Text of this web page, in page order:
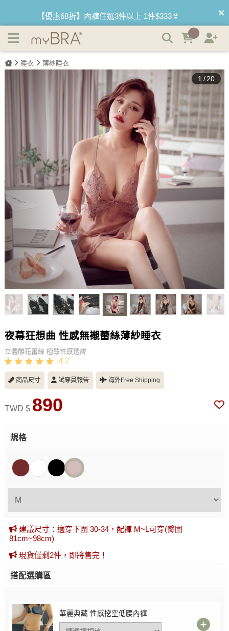
品牌
【優惠68折】內褲任選3件以上 1件$333👙
【買內衣免運費】台灣滿1200運費0元🚛
【首購優惠】新客最高可折$150再免運❗
【夏日滿額贈】把衣物壓縮收納袋回家 🌞
【父親節快樂】男內褲5件$999🧔
睡衣 薄紗睡衣
1 / 20
夜幕狂想曲 性感無襯蕾絲薄紗睡衣
立體雕花蕾絲 極致性感透膚
4.7
商品尺寸 試穿員報告 海外Free Shipping
TWD $ 890
規格
建議尺寸：適穿下圍 30-34，配褲 M~L可穿(臀圍
81cm~98cm)
現貨僅剩2件，即將售完！
搭配選購區
華麗典藏 性感挖空低腰內褲